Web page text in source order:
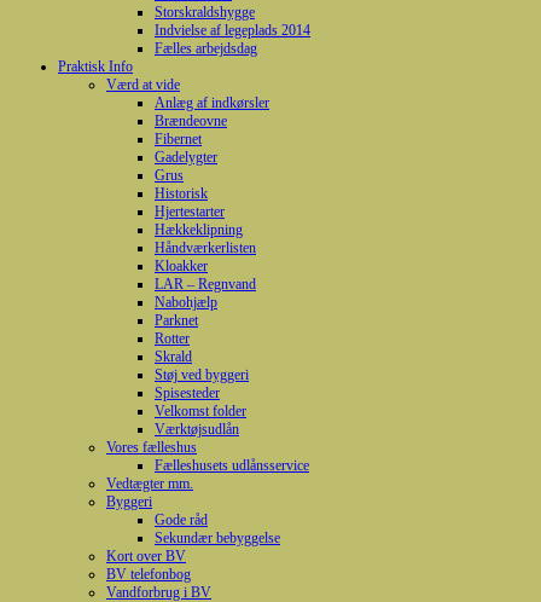
Storskraldshygge
Indvielse af legeplads 2014
Fælles arbejdsdag
Praktisk Info
Værd at vide
Anlæg af indkørsler
Brændeovne
Fibernet
Gadelygter
Grus
Historisk
Hjertestarter
Hækkeklipning
Håndværkerlisten
Kloakker
LAR – Regnvand
Nabohjælp
Parknet
Rotter
Skrald
Støj ved byggeri
Spisesteder
Velkomst folder
Værktøjsudlån
Vores fælleshus
Fælleshusets udlånsservice
Vedtægter mm.
Byggeri
Gode råd
Sekundær bebyggelse
Kort over BV
BV telefonbog
Vandforbrug i BV